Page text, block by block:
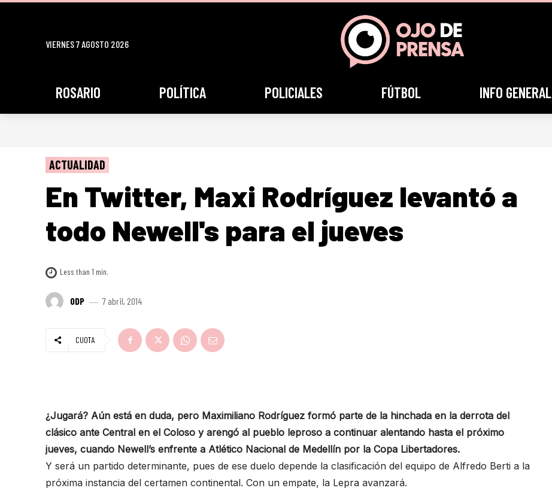
VIERNES 7 AGOSTO 2026
ROSARIO POLÍTICA POLICIALES FÚTBOL INFO GENERAL
ACTUALIDAD
En Twitter, Maxi Rodríguez levantó a
todo Newell's para el jueves
Less than 1 min.
ODP 7 abril, 2014
CUOTA
¿Jugará? Aún está en duda, pero Maximiliano Rodríguez formó parte de la hinchada en la derrota del
clásico ante Central en el Coloso y arengó al pueblo leproso a continuar alentando hasta el próximo
jueves, cuando Newell’s enfrente a Atlético Nacional de Medellín por la Copa Libertadores.
Y será un partido determinante, pues de ese duelo depende la clasificación del equipo de Alfredo Berti a la
próxima instancia del certamen continental. Con un empate, la Lepra avanzará.